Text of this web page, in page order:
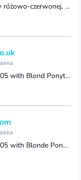
Barbie Fashionistas Lalka w różowo-czerwonej, kwiecistej sukience, sandałkach na platformie i kolczykach-kołach, HJT02
Barbie Fashionistas Doll #205 with Blond Ponytail, Wearing Pink and Red Floral Dress, Platform Sandals and Hoop Earrings, HJT02
Barbie Fashionistas Doll #205 with Blonde Ponytail Wearing Removable Pink & Red Floral Dress, Platform Sandals & Hoop Earrings